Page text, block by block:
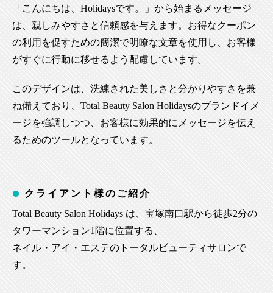
「こんにちは、Holidaysです。」から始まるメッセージ
は、親しみやすさと信頼感を与えます。お得なクーポン
の利用を促すための簡潔で明瞭な文章を使用し、お客様
がすぐに行動に移せるよう配慮しています。
このデザインは、洗練された美しさと分かりやすさを兼
ね備えており、Total Beauty Salon Holidaysのブランドイメ
ージを強調しつつ、お客様に効果的にメッセージを伝え
るためのツールとなっています。
クライアント様のご紹介
Total Beauty Salon Holidays は、宝塚南口駅から徒歩2分の
タワーマンション1階に位置する、
ネイル・アイ・エステのトータルビューティサロンで
す。